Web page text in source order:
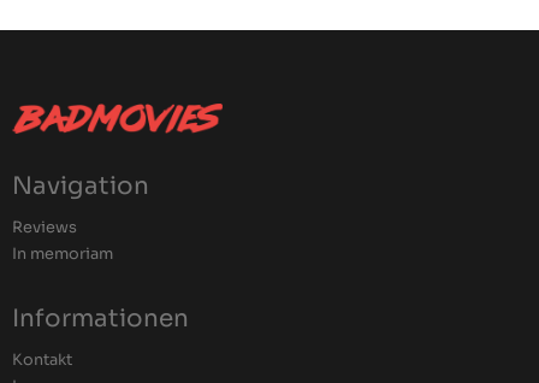
Navigation
Reviews
In memoriam
Informationen
Kontakt